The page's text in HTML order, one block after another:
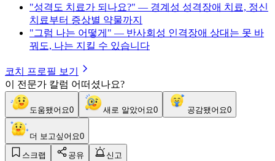
"성격도 치료가 되나요?" — 경계성 성격장애 치료, 정신
치료부터 증상별 약물까지
"그럼 나는 어떻게" — 반사회성 인격장애 상대는 못 바
꿔도, 나는 지킬 수 있습니다
코치 프로필 보기
이 전문가 칼럼 어떠셨나요?
도움됐어요0 새로 알았어요0 공감됐어요0
더 보고싶어요0
스크랩 공유
신고